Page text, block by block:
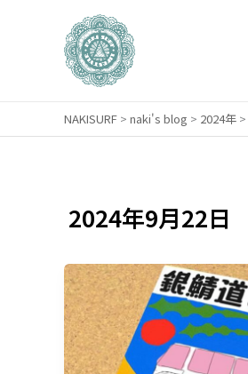
ッ
NAKISURF > naki's blog > 2024年 >
2024年9月22日
【サ
ー
フ
ィ
ン